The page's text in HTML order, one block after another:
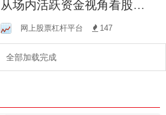
从场内活跃资金视角看股票
杠杆的账户管理操作指引
网上股票杠杆平台 147
全部加载完成